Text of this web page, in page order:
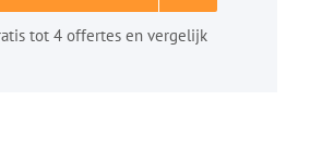
tot 4 offertes en vergelijk